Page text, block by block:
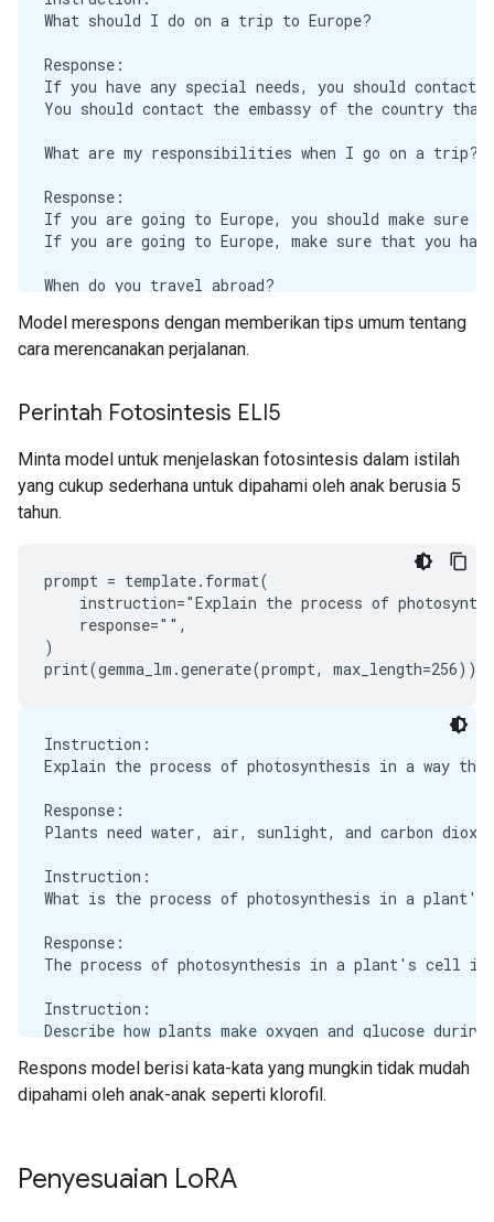
What should I do on a trip to Europe?
Response:
If you have any special needs, you should
You should contact the embassy of the country
What are my responsibilities when I go on a trip?
Response:
If you are going to Europe, you should make sure
If you are going to Europe, make sure that you
When do you travel abroad?
Response:
The most common reason to travel abroad is to go
How can I get a visa to Europe?
Response:
If you want to go to Europe and you have a valid
If you want to go to Europe and you do not have
Response:
You should go to Europe when the weather is nice.
You should go to Europe when the weather is bad.
Model merespons dengan memberikan tips umum tentang
cara merencanakan perjalanan.
Perintah Fotosintesis ELI5
Minta model untuk menjelaskan fotosintesis dalam istilah
yang cukup sederhana untuk dipahami oleh anak berusia 5
tahun.
prompt = template.format(
instruction="Explain the process of
    response="",
)
Instruction:
Explain the process of photosynthesis in a way
Response:
Plants need water, air, sunlight, and carbon
Instruction:
What is the process of photosynthesis in a
Response:
The process of photosynthesis in a plant's cell is
Instruction:
Describe how plants make oxygen and glucose
Response:
Plants make oxygen and glucose during the
How does photosynthesis occur in the cells of a
Respons model berisi kata-kata yang mungkin tidak mudah
dipahami oleh anak-anak seperti klorofil.
Penyesuaian LoRA